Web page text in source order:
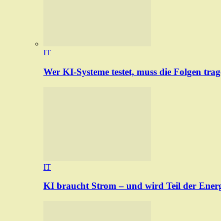
IT
Wer KI-Systeme testet, muss die Folgen
IT
KI braucht Strom – und wird Teil der